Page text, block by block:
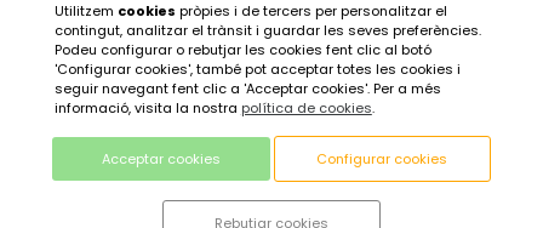
XARXES SOCIALS AJUNTAMENT
XARXES SOCIALS ARBECA TURISME
Utilitzem cookies pròpies i de tercers per personalitzar el
contingut, analitzar el trànsit i guardar les seves preferències.
Podeu configurar o rebutjar les cookies fent clic al botó
'Configurar cookies', també pot acceptar totes les cookies i
seguir navegant fent clic a 'Acceptar cookies'. Per a més
informació, visita la nostra política de cookies.
Acceptar cookies Configurar cookies
Rebutjar cookies